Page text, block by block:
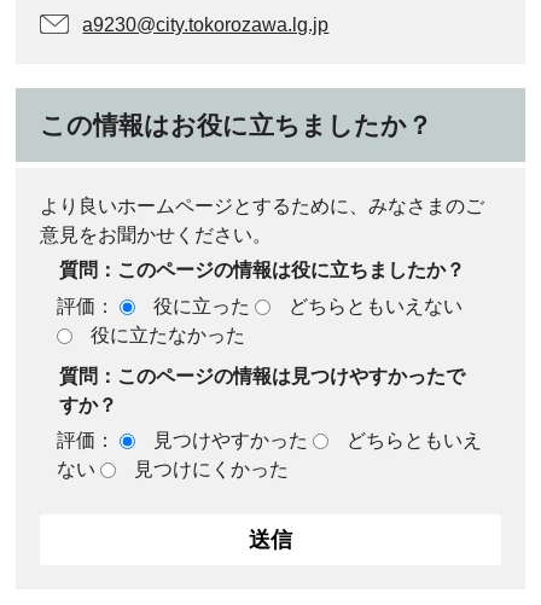
a9230@city.tokorozawa.lg.jp
この情報はお役に立ちましたか？
より良いホームページとするために、みなさまのご
意見をお聞かせください。
質問：このページの情報は役に立ちましたか？
評価：
役に立った
どちらともいえない
役に立たなかった
質問：このページの情報は見つけやすかったで
すか？
評価：
見つけやすかった
どちらともいえ
ない
見つけにくかった